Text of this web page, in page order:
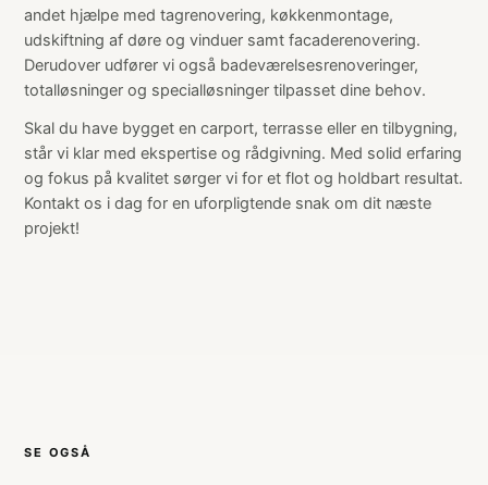
andet hjælpe med tagrenovering, køkkenmontage,
udskiftning af døre og vinduer samt facaderenovering.
Derudover udfører vi også badeværelsesrenoveringer,
totalløsninger og specialløsninger tilpasset dine behov.
Skal du have bygget en carport, terrasse eller en tilbygning,
står vi klar med ekspertise og rådgivning. Med solid erfaring
og fokus på kvalitet sørger vi for et flot og holdbart resultat.
Kontakt os i dag for en uforpligtende snak om dit næste
projekt!
SE OGSÅ